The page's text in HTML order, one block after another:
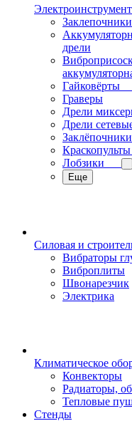
Заклепочники
дрели
Гайковёрты
Граверы
Дрели
Дрели
Краскопульты
Лобзики
Еще
Силовая и
Вибраторы
Виброплиты
Швонарезчик
Электрика
Климатическое
Конвекторы
Радиаторы,
Тепловые
Стенды